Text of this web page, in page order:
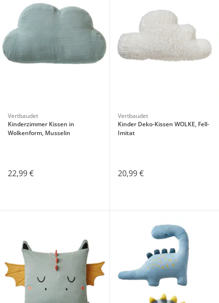
Vertbaudet
Kinderzimmer Kissen in
Wolkenform, Musselin
22,99 €
Vertbaudet
Kinder Deko-Kissen WOLKE, Fell-
Imitat
20,99 €